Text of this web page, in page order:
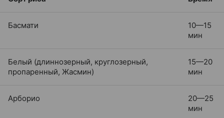
Басмати
10—15
мин
Белый (длиннозерный, круглозерный,
пропаренный, Жасмин)
15—20
мин
Арборио
20—25
мин